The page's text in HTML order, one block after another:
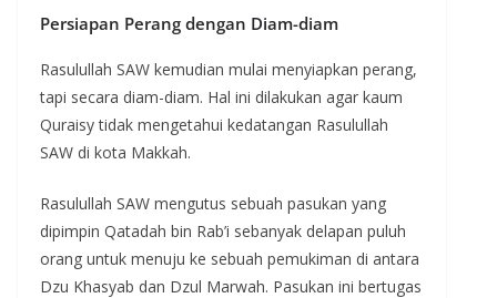
Persiapan Perang dengan Diam-diam
Rasulullah SAW kemudian mulai menyiapkan perang,
tapi secara diam-diam. Hal ini dilakukan agar kaum
Quraisy tidak mengetahui kedatangan Rasulullah
SAW di kota Makkah.
Rasulullah SAW mengutus sebuah pasukan yang
dipimpin Qatadah bin Rab’i sebanyak delapan puluh
orang untuk menuju ke sebuah pemukiman di antara
Dzu Khasyab dan Dzul Marwah. Pasukan ini bertugas